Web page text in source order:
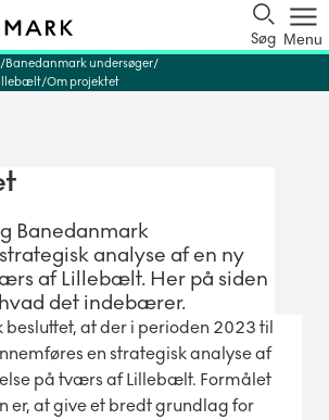
Søg Menu
Banedanmark undersøger
Om projektet
Banedanmark
analyse af en ny
af Lillebælt. Her på siden
det indebærer.
besluttet, at der i perioden 2023 til
en strategisk analyse af
på tværs af Lillebælt. Formålet
er, at give et bredt grundlag for